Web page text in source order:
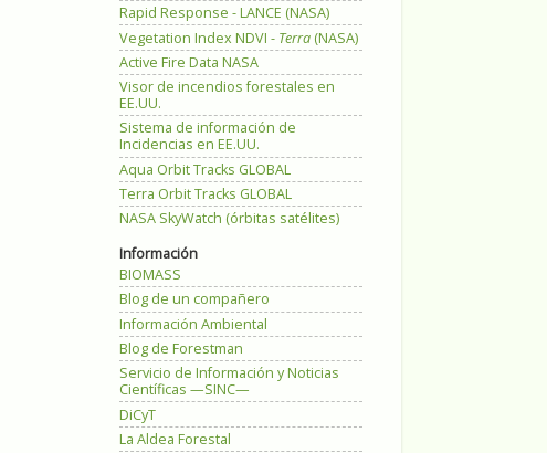
Rapid Response - LANCE (NASA)
Vegetation Index NDVI - Terra (NASA)
Active Fire Data NASA
Visor de incendios forestales en
EE.UU.
Sistema de información de
Incidencias en EE.UU.
Aqua Orbit Tracks GLOBAL
Terra Orbit Tracks GLOBAL
NASA SkyWatch (órbitas satélites)
Información
BIOMASS
Blog de un compañero
Información Ambiental
Blog de Forestman
Servicio de Información y Noticias
Científicas —SINC—
DiCyT
La Aldea Forestal